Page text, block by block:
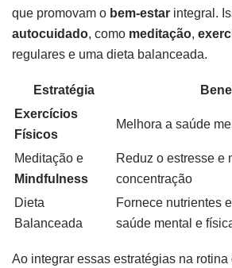
que promovam o bem-estar integral.
autocuidado, como meditação,
regulares e uma dieta balanceada.
Estratégia
Exercícios
Físicos
Melhora a saúde
Meditação e
Mindfulness
Reduz o estresse e
concentração
Dieta
Balanceada
Fornece nutrientes
saúde mental e
Ao integrar essas estratégias na rotina